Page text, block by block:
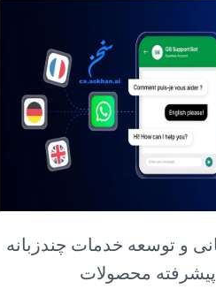
و توسعه خدمات چندزبانه
محصولات